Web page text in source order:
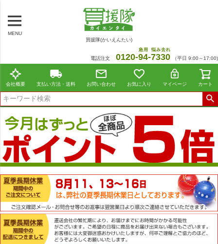
MENU
買援隊(かいえんたい)
電話注文 0120-94
急用
-7330
悩み去れ
（平日 9:00～17:00)
会社概要 支払い方法・送料 お問い合わせ お気に入り マイページ カート